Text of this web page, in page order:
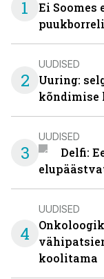
1
Ei Soomes
2
UUDISED
Uuring:
kõndimise
3
UUDISED
Delfi:
4
UUDISED
koolitama